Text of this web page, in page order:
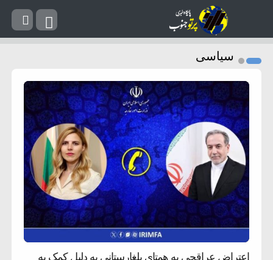
سیاسی
اعتراض عراقچی به همتای بلغارستانی به دلیل کمک به